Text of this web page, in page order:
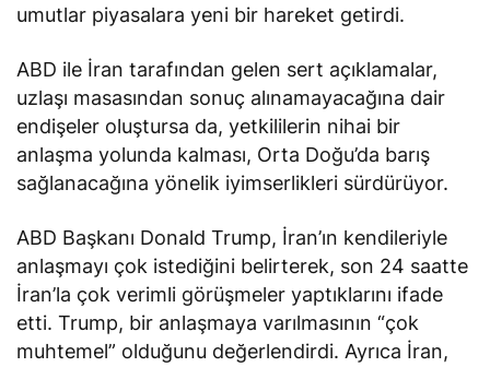
umutlar piyasalara yeni bir hareket getirdi.
ABD ile İran tarafından gelen sert açıklamalar,
uzlaşı masasından sonuç alınamayacağına dair
endişeler oluştursa da, yetkililerin nihai bir
anlaşma yolunda kalması, Orta Doğu’da barış
sağlanacağına yönelik iyimserlikleri sürdürüyor.
ABD Başkanı Donald Trump, İran’ın kendileriyle
anlaşmayı çok istediğini belirterek, son 24 saatte
İran’la çok verimli görüşmeler yaptıklarını ifade
etti. Trump, bir anlaşmaya varılmasının “çok
muhtemel” olduğunu değerlendirdi. Ayrıca İran,